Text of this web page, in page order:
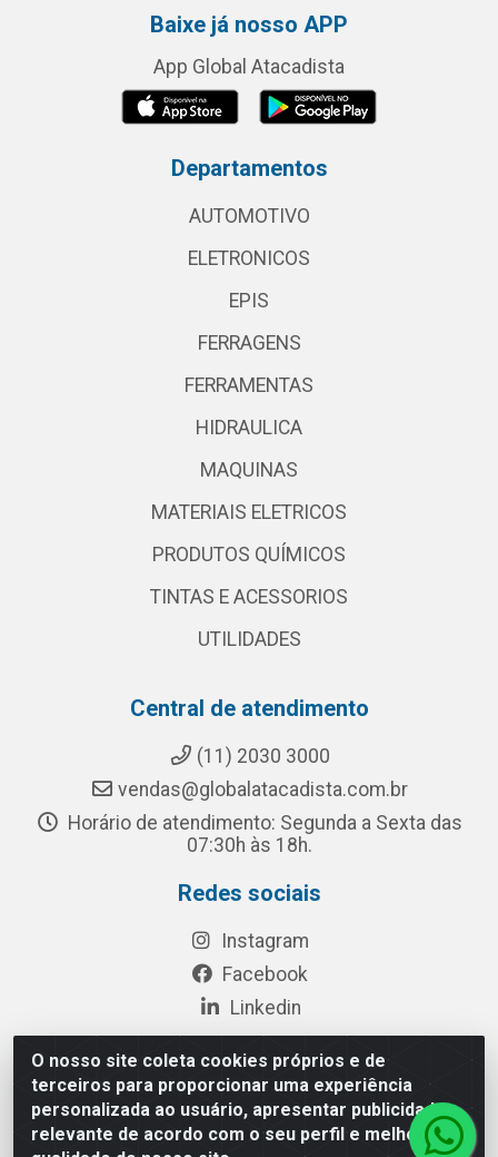
O nosso site coleta cookies próprios e de
terceiros para proporcionar uma experiência
personalizada ao usuário, apresentar publicidade
relevante de acordo com o seu perfil e melhorar a
Baixe já nosso APP
App Global Atacadista
Departamentos
AUTOMOTIVO
ELETRONICOS
EPIS
FERRAGENS
FERRAMENTAS
HIDRAULICA
MAQUINAS
MATERIAIS ELETRICOS
PRODUTOS QUÍMICOS
TINTAS E ACESSORIOS
UTILIDADES
Central de atendimento
(11) 2030 3000
vendas@globalatacadista.com.br
Horário de atendimento: Segunda a Sexta das
07:30h às 18h.
Redes sociais
Instagram
Facebook
Linkedin
Rua Chipuê, 117 - S. Miguel Paulista São Paulo/SP - CEP
08010-260- CNPJ: 03.010.739/0001-72